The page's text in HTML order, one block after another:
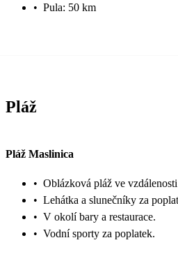
• Pula: 50 km
Pláž
Pláž Maslinica
• Oblázková pláž ve
• Lehátka a slunečníky za
• V okolí bary a restaurace.
• Vodní sporty za poplatek.